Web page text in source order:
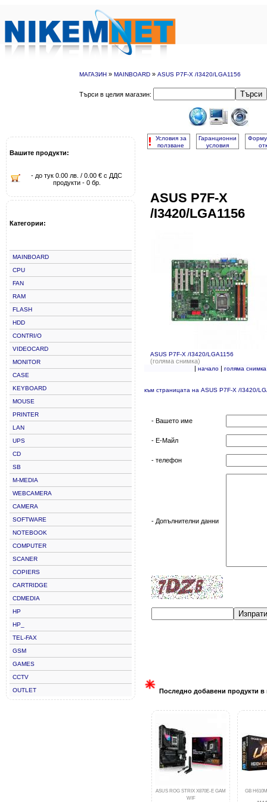
МАГАЗИН » MAINBOARD » ASUS P7F-X /I3420/LGA1156
Търси в целия магазин: Търси
Вашите продукти:
- до тук 0.00 лв. / 0.00 € с ДДС
продукти - 0 бр.
Категории:
MAINBOARD
CPU
FAN
RAM
FLASH
HDD
CONTRI/O
VIDEOCARD
MONITOR
CASE
KEYBOARD
MOUSE
PRINTER
LAN
UPS
CD
SB
M-MEDIA
WEBCAMERA
CAMERA
SOFTWARE
NOTEBOOK
COMPUTER
SCANER
COPIERS
CARTRIDGE
CDMEDIA
HP
HP_
TEL-FAX
GSM
GAMES
CCTV
OUTLET
!
Условия за
ползване
Гаранционни
условия
ASUS P7F-X
/I3420/LGA1156
ASUS P7F-X /I3420/LGA1156
(голяма снимка)
| начало| голяма снимка
към страницата на ASUS P7F-X /I3420/
- Вашето име
- Е-Майл
- телефон
- Допълнителни данни
Изпрати
Последно добавени продукти в
ASUS ROG STRIX X870E-E GAM
WIF
GB